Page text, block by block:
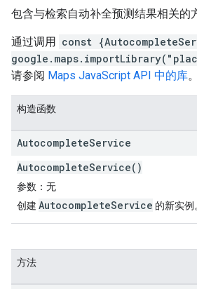
包含与检索自动补全预测结果相关的
通过调用 const
请参阅 Maps JavaScript API 中的库。
构造函数
AutocompleteService
AutocompleteService()
参数 ：无
创建 AutocompleteService 的新实例
方法